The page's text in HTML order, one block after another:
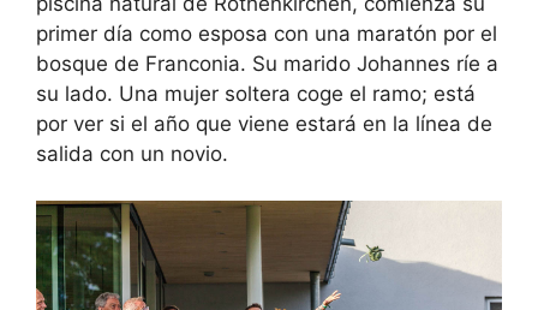
primer día como esposa con una maratón por el
bosque de Franconia. Su marido Johannes ríe a
su lado. Una mujer soltera coge el ramo; está
por ver si el año que viene estará en la línea de
salida con un novio.